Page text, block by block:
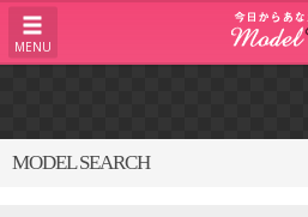
MENU
MODEL SEARCH